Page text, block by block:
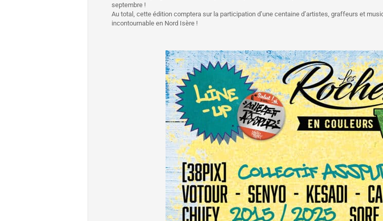
septembre !
Au total, cette édition comptera sur la participation d’une centaine d’artistes, graffeurs et
incontournable en Nord Isère !